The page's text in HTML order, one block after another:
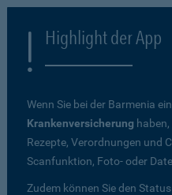
Highlight der App
Wenn Sie bei der Barmenia
Krankenversicherung
Rezepte, Verordnungen und
Scanfunktion, Foto- oder
Zudem können Sie den